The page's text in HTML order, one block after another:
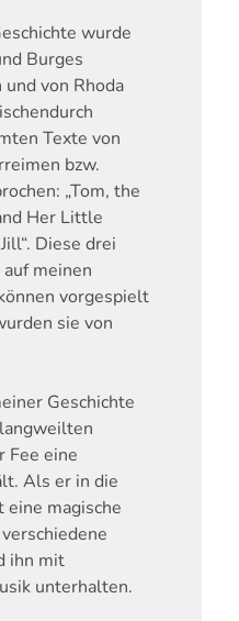
wurde
Burges
von Rhoda
Texte von
bzw.
„Tom, the
Her Little
Diese drei
meinen
vorgespielt
sie von
Geschichte
Fee eine
Als er in die
magische
ihn mit
unterhalten.